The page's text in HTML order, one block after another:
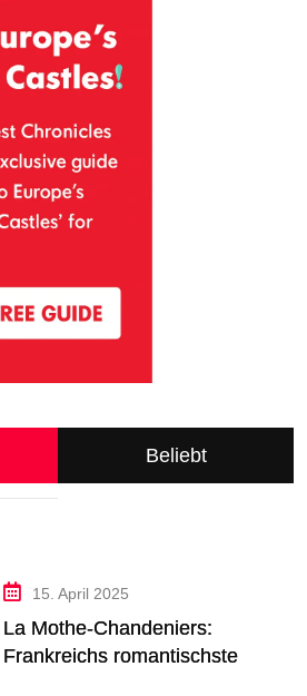
Beliebt
15. April 2025
La Mothe-Chandeniers:
Frankreichs romantischste